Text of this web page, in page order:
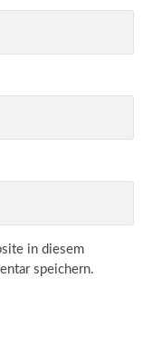
in diesem
speichern.